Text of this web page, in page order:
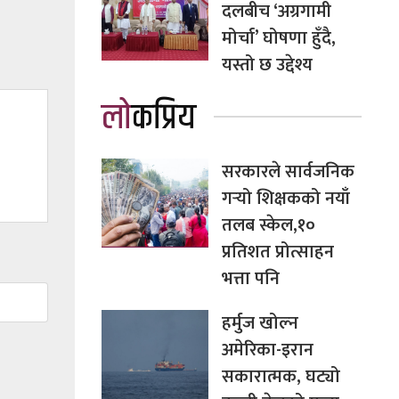
दलबीच ‘अग्रगामी
मोर्चा’ घोषणा हुँदै,
यस्तो छ उद्देश्य
लोकप्रिय
सरकारले सार्वजनिक
गर्‍यो शिक्षकको नयाँ
तलब स्केल,१०
प्रतिशत प्रोत्साहन
भत्ता पनि
हर्मुज खोल्न
अमेरिका-इरान
सकारात्मक, घट्यो